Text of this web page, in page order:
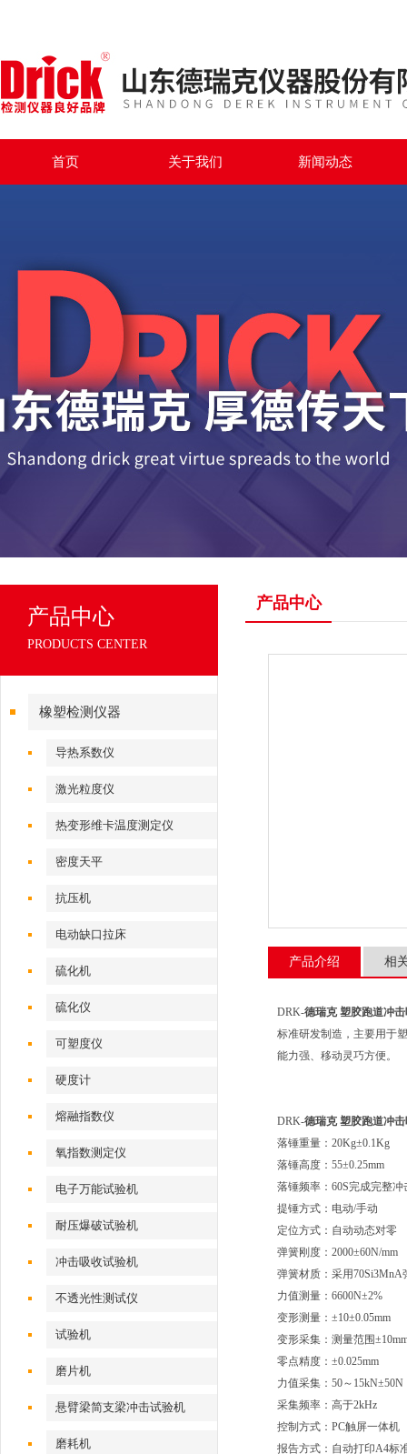
首页 关于我们 新闻动态
产品中心
PRODUCTS CENTER
橡塑检测仪器
导热系数仪
激光粒度仪
热变形维卡温度测定仪
密度天平
抗压机
电动缺口拉床
硫化机
硫化仪
可塑度仪
硬度计
熔融指数仪
氧指数测定仪
电子万能试验机
耐压爆破试验机
冲击吸收试验机
不透光性测试仪
试验机
磨片机
悬臂梁简支梁冲击试验机
磨耗机
产品中心
产品介绍 相
DRK-德瑞克 塑胶跑道冲
标准研发制造，主要用于
能力强、移动灵巧方便。
DRK-德瑞克 塑胶跑道冲
落锤重量：20Kg±0.1Kg
落锤高度：55±0.25mm
落锤频率：60S完成完整
提锤方式：电动/手动
定位方式：自动动态对零
弹簧刚度：2000±60N/mm
弹簧材质：采用70Si3MnA
力值测量：6600N±2%
变形测量：±10±0.05mm
变形采集：测量范围
零点精度：±0.025mm
力值采集：50～15kN±50N
采集频率：高于2kHz
控制方式：PC触屏一体机
报告方式：自动打印A4标